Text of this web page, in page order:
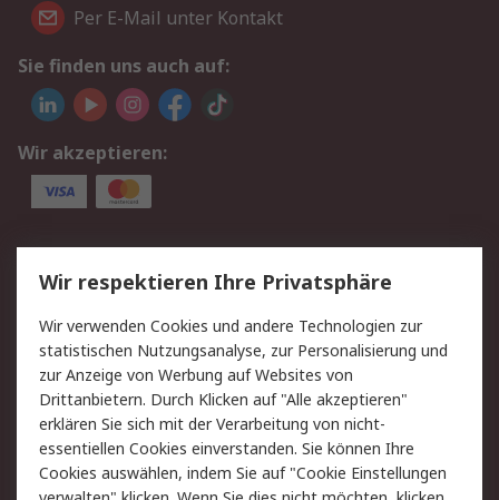
Per E-Mail unter Kontakt
Sie finden uns auch auf:
Wir akzeptieren:
Service
Value Added Services
Lieferlösungen
Rücksendungen
Kontakt
Hilfe
Privatkunden
Rechtliches
AGB
Datenschutz
Cookie-Richtlinie
Zahlungsbedingungen
Wir respektieren Ihre Privatsphäre
Wir verwenden Cookies und andere Technologien zur
statistischen Nutzungsanalyse, zur Personalisierung und
zur Anzeige von Werbung auf Websites von
Drittanbietern. Durch Klicken auf "Alle akzeptieren"
erklären Sie sich mit der Verarbeitung von nicht-
essentiellen Cookies einverstanden. Sie können Ihre
Cookies auswählen, indem Sie auf "Cookie Einstellungen